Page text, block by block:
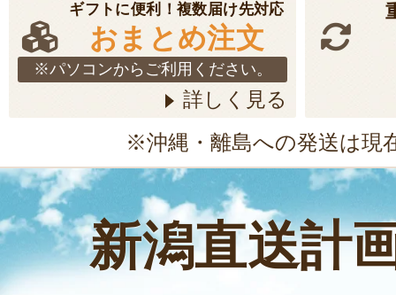
ギフトに便利！複数届け先対応
おまとめ注文
※パソコンからご利用ください。
詳しく見る
※沖縄・離島への発送は現
新潟直送計